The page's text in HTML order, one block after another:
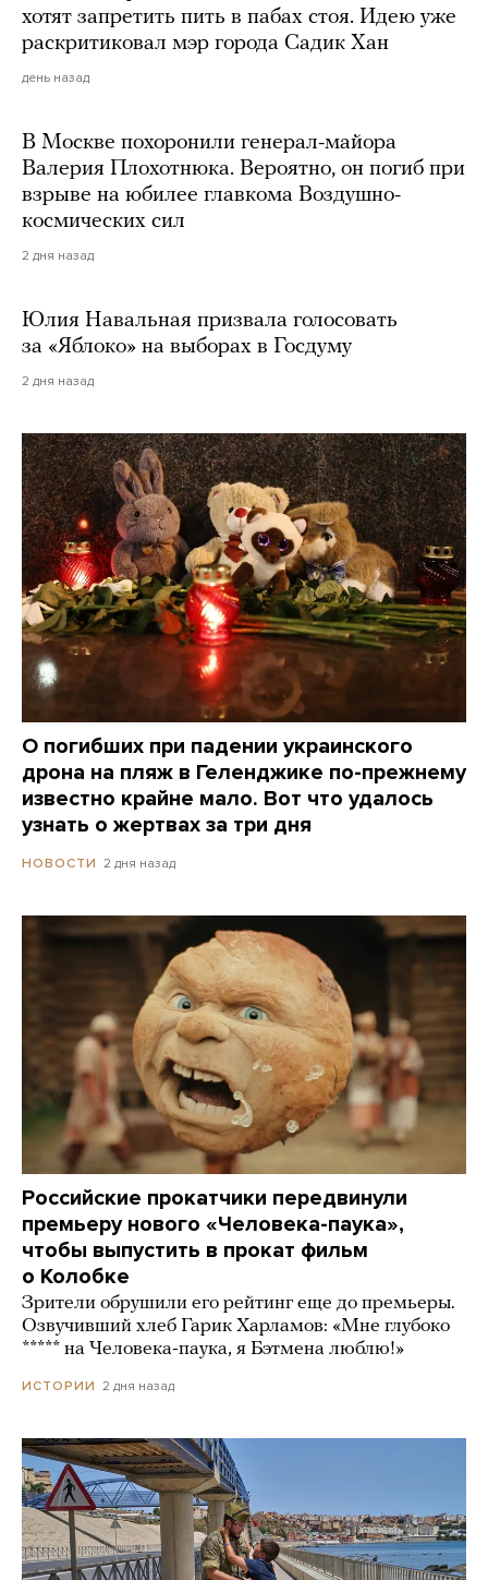
хотят запретить пить в пабах стоя. Идею уже
раскритиковал мэр города Садик Хан
день назад
В Москве похоронили генерал-майора
Валерия Плохотнюка. Вероятно, он погиб при
взрыве на юбилее главкома Воздушно-
космических сил
2 дня назад
Юлия Навальная призвала голосовать
за «Яблоко» на выборах в Госдуму
2 дня назад
О погибших при падении украинского
дрона на пляж в Геленджике по-прежнему
известно крайне мало. Вот что удалось
узнать о жертвах за три дня
НОВОСТИ 2 дня назад
Российские прокатчики передвинули
премьеру нового «Человека-паука»,
чтобы выпустить в прокат фильм
о Колобке
Зрители обрушили его рейтинг еще до премьеры.
Озвучивший хлеб Гарик Харламов: «Мне глубоко
***** на Человека-паука, я Бэтмена люблю!»
ИСТОРИИ 2 дня назад